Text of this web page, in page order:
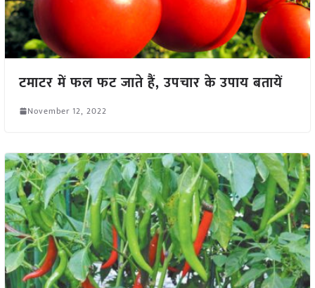
टमाटर में फल फट जाते हैं, उपचार के उपाय बतायें
November 12, 2022